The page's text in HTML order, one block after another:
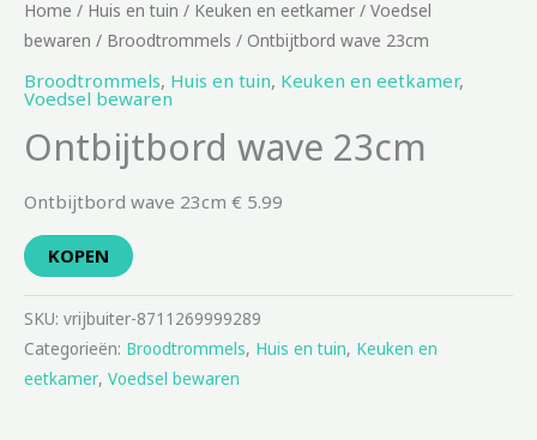
Home / Huis en tuin / Keuken en eetkamer / Voedsel
bewaren / Broodtrommels / Ontbijtbord wave 23cm
Broodtrommels, Huis en tuin, Keuken en eetkamer,
Voedsel bewaren
Ontbijtbord wave 23cm
Ontbijtbord wave 23cm € 5.99
KOPEN
SKU: vrijbuiter-8711269999289
Categorieën: Broodtrommels, Huis en tuin, Keuken en
eetkamer, Voedsel bewaren